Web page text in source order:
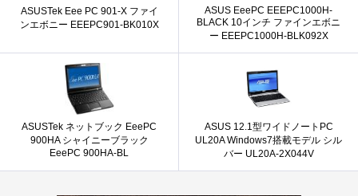
ASUSTek Eee PC 901-X ファイ
ンエボニー EEEPC901-BK010X
ASUS EeePC EEEPC1000H-
BLACK 10インチ ファインエボニ
ー EEEPC1000H-BLK092X
ASUSTek ネットブック EeePC
900HA シャイニーブラック
EeePC 900HA-BL
ASUS 12.1型ワイドノートPC
UL20A Windows7搭載モデル シル
バー UL20A-2X044V